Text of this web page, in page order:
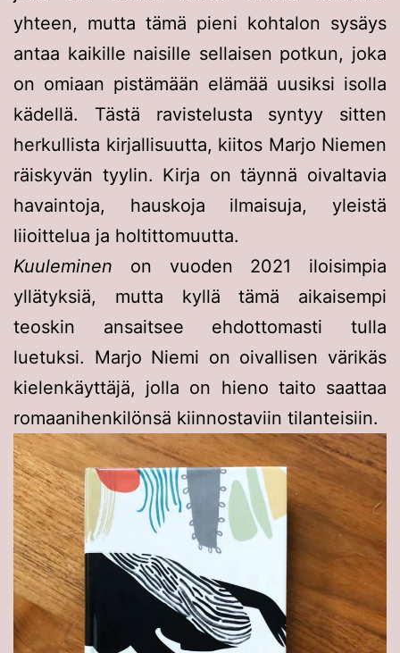
yhteen, mutta tämä pieni kohtalon sysäys
antaa kaikille naisille sellaisen potkun, joka
on omiaan pistämään elämää uusiksi isolla
kädellä. Tästä ravistelusta syntyy sitten
herkullista kirjallisuutta, kiitos Marjo Niemen
räiskyvän tyylin. Kirja on täynnä oivaltavia
havaintoja, hauskoja ilmaisuja, yleistä
liioittelua ja holtittomuutta.
Kuuleminen on vuoden 2021 iloisimpia
yllätyksiä, mutta kyllä tämä aikaisempi
teoskin ansaitsee ehdottomasti tulla
luetuksi. Marjo Niemi on oivallisen värikäs
kielenkäyttäjä, jolla on hieno taito saattaa
romaanihenkilönsä kiinnostaviin tilanteisiin.